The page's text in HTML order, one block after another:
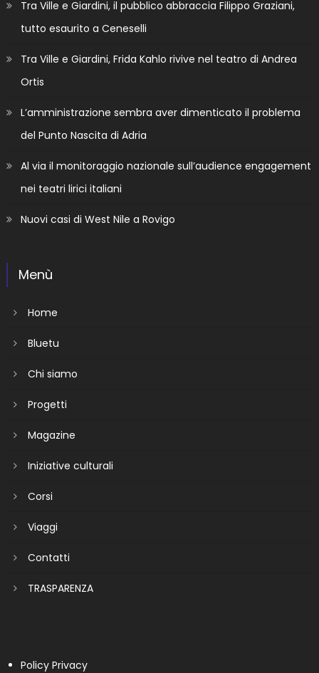
Tra Ville e Giardini, il pubblico abbraccia Filippo Graziani,
tutto esaurito a Ceneselli
Tra Ville e Giardini, Frida Kahlo rivive nel teatro di Andrea
Ortis
L’amministrazione sembra aver dimenticato il problema
del Punto Nascita di Adria
Al via il monitoraggio nazionale sull’audience engagement
nei teatri lirici italiani
Nuovi casi di West Nile a Rovigo
Menù
Home
Bluetu
Chi siamo
Progetti
Magazine
Iniziative culturali
Corsi
Viaggi
Contatti
TRASPARENZA
Policy Privacy